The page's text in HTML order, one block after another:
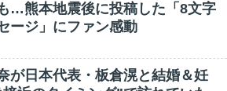
…熊本地震後に投稿した「8文字
ージ」にファン感動
が日本代表・板倉滉と結婚＆妊